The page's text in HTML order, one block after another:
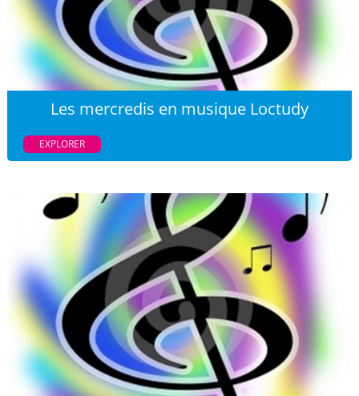
Les mercredis en musique Loctudy
EXPLORER